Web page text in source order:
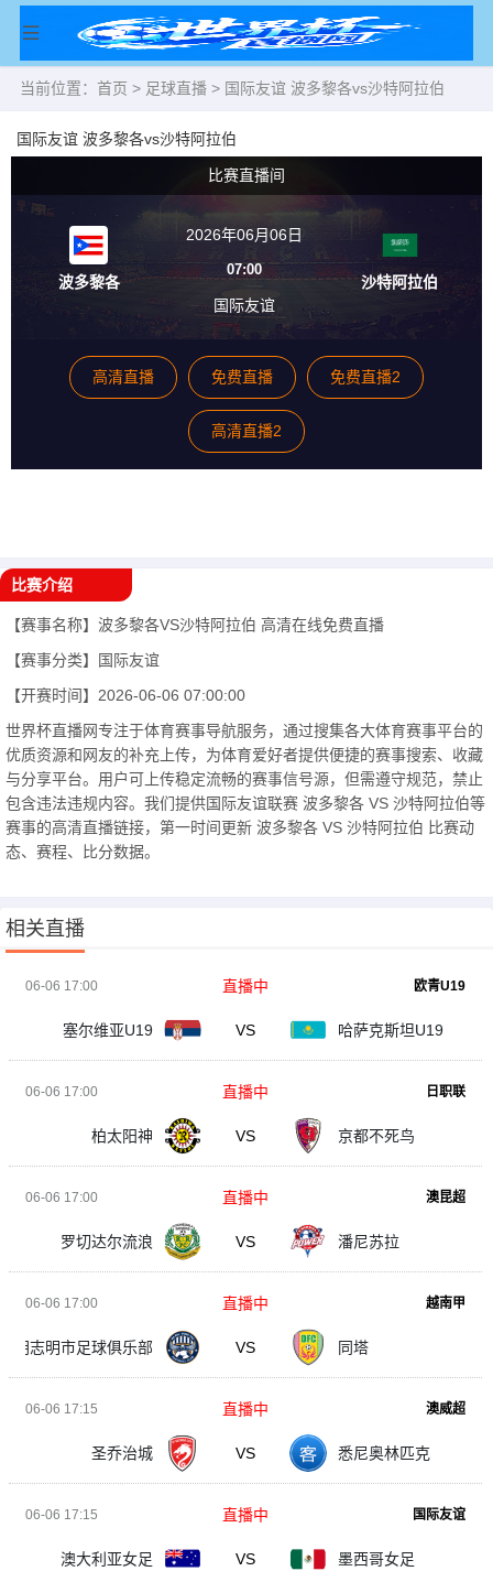
当前位置： 首页 > 足球直播 > 国际友谊 波多黎各vs沙特阿拉伯
国际友谊 波多黎各vs沙特阿拉伯
比赛直播间
波多黎各
2026年06月06日
07:00
国际友谊
沙特阿拉伯
高清直播 免费直播 免费直播2
高清直播2
比赛介绍
【赛事名称】 波多黎各VS沙特阿拉伯 高清在线免费直播
【赛事分类】
国际友谊
【开赛时间】 2026-06-06 07:00:00
世界杯直播网专注于体育赛事导航服务，通过搜集各大体育赛事平台的
优质资源和网友的补充上传，为体育爱好者提供便捷的赛事搜索、收藏
与分享平台。用户可上传稳定流畅的赛事信号源，但需遵守规范，禁止
包含违法违规内容。我们提供国际友谊联赛 波多黎各 VS 沙特阿拉伯等
赛事的高清直播链接，第一时间更新 波多黎各 VS 沙特阿拉伯 比赛动
态、赛程、比分数据。
相关直播
06-06 17:00 欧青U19
塞尔维亚U19 VS 哈萨克斯坦U19
直播中
06-06 17:00 日职联
柏太阳神 VS 京都不死鸟
直播中
06-06 17:00 澳昆超
罗切达尔流浪 VS 潘尼苏拉
直播中
06-06 17:00 越南甲
胡志明市足球俱乐部 VS 同塔
直播中
06-06 17:15 澳威超
圣乔治城 VS 悉尼奥林匹克
直播中
06-06 17:15 国际友谊
澳大利亚女足 VS 墨西哥女足
直播中